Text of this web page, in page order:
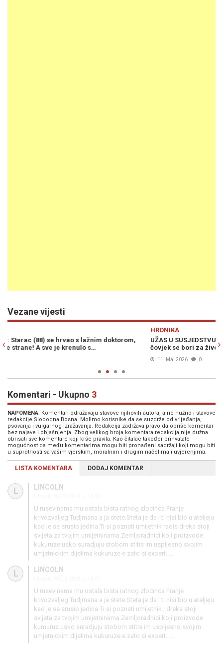
Vezane vijesti
UŽAS U SUSJEDSTVU: Zaštitar pretukao je pijanog prolaznika,
čovjek se bori za živo
Komentari - Ukupno 3
NAPOMENA: Komentari odražavaju stavove njihovih autora, a ne nužno i stavove
redakcije Slobodna Bosna. Molimo korisnike da se suzdrže od vrijeđanja,
psovanja i vulgarnog izražavanja. Redakcija zadržava pravo da obriše komentar
bez najave i objašnjenja. Zbog velikog broja komentara redakcija nije dužna
obrisati sve komentare koji krše pravila. Kao čitalac također prihvatate
mogućnost da među komentarima mogu biti pronađeni sadržaji koji mogu biti
u suprotnosti sa vašim vjerskim, moralnim i drugim načelima i uvjerenjima.
LISTA KOMENTARA DODAJ KOMENTAR
L LINCOLN
U rusevinama mu ostala bista ratnog zlocinca Franje
krivozvaljeg Tudjmana a ja stete.Steta je da i ti nisi bio u ateljeju
kad je se srusio jedina.Ti si poznati umijetnik radis dreka stoji
svijeta za tvojim umijetninama.Zemljoradnici koji proizvode
kukuruze usko suradjuju stobom stitis im uspijesno svojim
umjetnickim dijelima kukuruze e zato si expert.....
L LINCOLN
U rusevinama mu ostala bista ratnog zlocinca Franje
krivozvaljeg Tudjmana a ja stete.Steta je da i ti nisi bio u ateljeju
kad je se srusio jedina.Ti si poznati umijetnik , dreka stoji
svijeta za tvojim umijetninama.Zemljoradnici koji proizvode
kumuruz usko suradjuju stobom stitis im uspijesno svojim
umjetnickim dijelima kukuruze e zato si expert.....